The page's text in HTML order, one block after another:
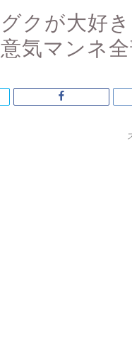
グクが大好
気マンネ全